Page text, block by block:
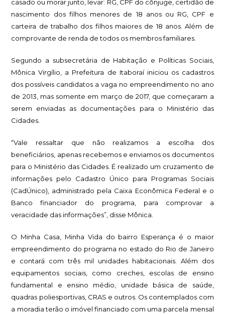
casado ou morar junto, levar: RG, CPF do cônjuge, certidão de
nascimento dos filhos menores de 18 anos ou RG, CPF e
carteira de trabalho dos filhos maiores de 18 anos. Além de
comprovante de renda de todos os membros familiares.
Segundo a subsecretária de Habitação e Políticas Sociais,
Mônica Virgílio, a Prefeitura de Itaboraí iniciou os cadastros
dos possíveis candidatos a vaga no empreendimento no ano
de 2013, mas somente em março de 2017, que começaram a
serem enviadas as documentações para o Ministério das
Cidades.
“Vale ressaltar que não realizamos a escolha dos
beneficiários, apenas recebemos e enviamos os documentos
para o Ministério das Cidades. É realizado um cruzamento de
informações pelo Cadastro Único para Programas Sociais
(CadÚnico), administrado pela Caixa Econômica Federal e o
Banco financiador do programa, para comprovar a
veracidade das informações”, disse Mônica.
O Minha Casa, Minha Vida do bairro Esperança é o maior
empreendimento do programa no estado do Rio de Janeiro
e contará com três mil unidades habitacionais. Além dos
equipamentos sociais, como creches, escolas de ensino
fundamental e ensino médio, unidade básica de saúde,
quadras poliesportivas, CRAS e outros. Os contemplados com
a moradia terão o imóvel financiado com uma parcela mensal